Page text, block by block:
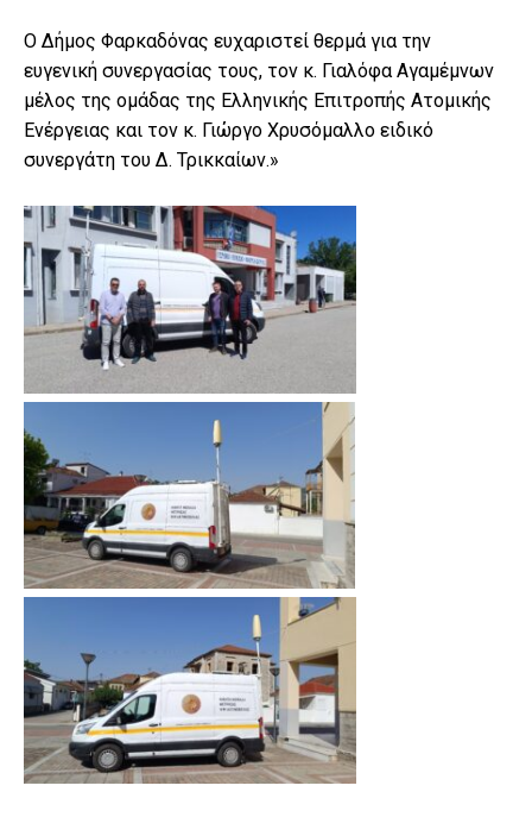
Ο Δήμος Φαρκαδόνας ευχαριστεί θερμά για την
ευγενική συνεργασίας τους, τον κ. Γιαλόφα Αγαμέμνων
μέλος της ομάδας της Ελληνικής Επιτροπής Ατομικής
Ενέργειας και τον κ. Γιώργο Χρυσόμαλλο ειδικό
συνεργάτη του Δ. Τρικκαίων.»